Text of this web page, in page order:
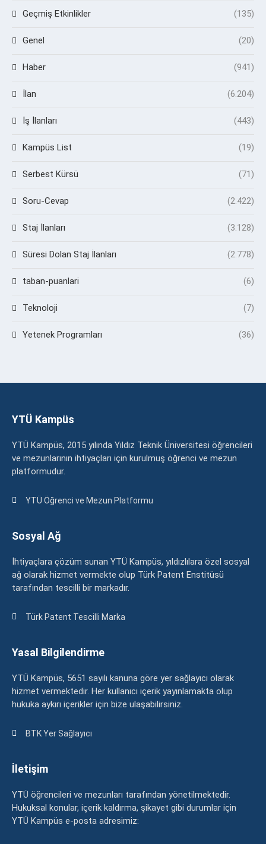
Geçmiş Etkinlikler (135)
Genel (20)
Haber (941)
İlan (6.204)
İş İlanları (443)
Kampüs List (19)
Serbest Kürsü (71)
Soru-Cevap (2.422)
Staj İlanları (3.128)
Süresi Dolan Staj İlanları (2.778)
taban-puanlari (6)
Teknoloji (7)
Yetenek Programları (36)
YTÜ Kampüs
YTÜ Kampüs, 2015 yılında Yıldız Teknik Üniversitesi öğrencileri
ve mezunlarının ihtiyaçları için kurulmuş öğrenci ve mezun
platformudur.
YTÜ Öğrenci ve Mezun Platformu
Sosyal Ağ
İhtiyaçlara çözüm sunan YTÜ Kampüs, yıldızlılara özel sosyal
ağ olarak hizmet vermekte olup Türk Patent Enstitüsü
tarafından tescilli bir markadır.
Türk Patent Tescilli Marka
Yasal Bilgilendirme
YTÜ Kampüs, 5651 sayılı kanuna göre yer sağlayıcı olarak
hizmet vermektedir. Her kullanıcı içerik yayınlamakta olup
hukuka aykırı içerikler için bize ulaşabilirsiniz.
BTK Yer Sağlayıcı
İletişim
YTÜ öğrencileri ve mezunları tarafından yönetilmektedir.
Hukuksal konular, içerik kaldırma, şikayet gibi durumlar için
YTÜ Kampüs e-posta adresimiz: